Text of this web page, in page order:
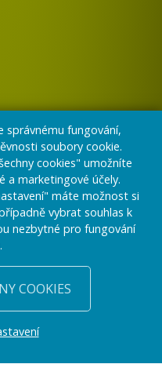
fungování,
soubory cookie.
cookies" umožníte
a marketingové účely.
máte možnost si
vybrat souhlas k
nezbytné pro fungování
COOKIES